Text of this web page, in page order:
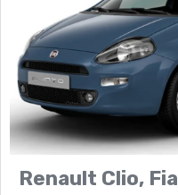
Renault Clio,